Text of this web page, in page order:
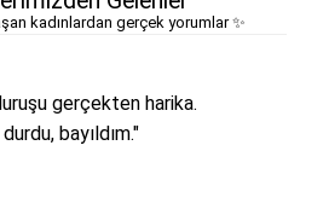
kadınlardan gerçek yorumlar ✨
gerçekten harika.
bayıldım."